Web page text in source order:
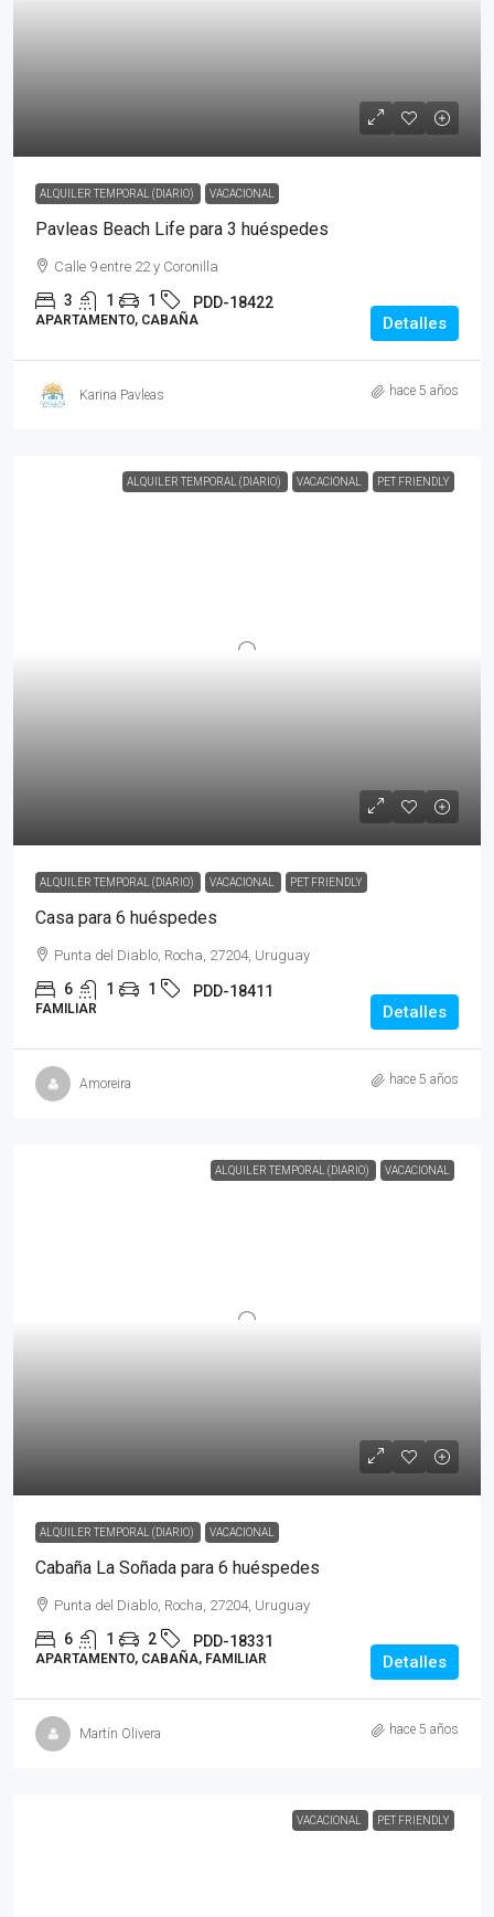
ALQUILER TEMPORAL (DIARIO) VACACIONAL
Pavleas Beach Life para 3 huéspedes
Calle 9 entre 22 y Coronilla
3 1 1 PDD-18422
APARTAMENTO, CABAÑA Detalles
Karina Pavleas hace 5 años
ALQUILER TEMPORAL (DIARIO) VACACIONAL PET FRIENDLY
ALQUILER TEMPORAL (DIARIO) VACACIONAL PET FRIENDLY
Casa para 6 huéspedes
Punta del Diablo, Rocha, 27204, Uruguay
6 1 1 PDD-18411
FAMILIAR Detalles
Amoreira hace 5 años
ALQUILER TEMPORAL (DIARIO) VACACIONAL
ALQUILER TEMPORAL (DIARIO) VACACIONAL
Cabaña La Soñada para 6 huéspedes
Punta del Diablo, Rocha, 27204, Uruguay
6 1 2 PDD-18331
APARTAMENTO, CABAÑA, FAMILIAR Detalles
Martín Olivera hace 5 años
VACACIONAL PET FRIENDLY